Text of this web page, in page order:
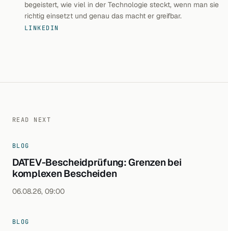
begeistert, wie viel in der Technologie steckt, wenn man sie
richtig einsetzt und genau das macht er greifbar.
LINKEDIN
READ NEXT
BLOG
DATEV-Bescheidprüfung: Grenzen bei
komplexen Bescheiden
06.08.26, 09:00
BLOG